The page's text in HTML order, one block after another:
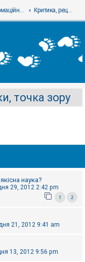
Інформаційний відділ Критика, рецензії, відгуки, точка зору
точка зору
наука?
29, 2012 2:42 pm
1 2
21, 2012 9:41 am
13, 2012 9:56 pm